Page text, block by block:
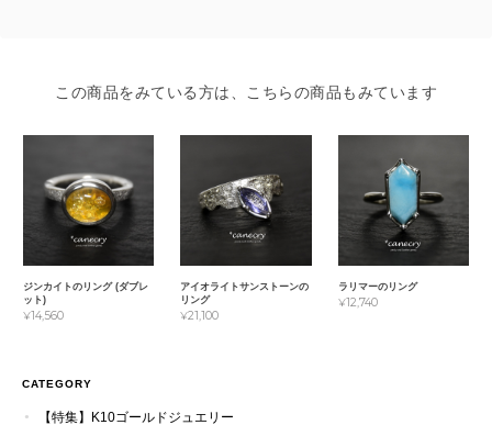
この商品をみている方は、こちらの商品もみています
ジンカイトのリング (ダブレ
ット)
¥14,560
アイオライトサンストーンの
リング
¥21,100
ラリマーのリング
¥12,740
CATEGORY
【特集】K10ゴールドジュエリー